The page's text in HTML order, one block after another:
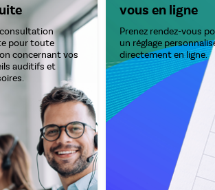
pour toute
concernant vos
auditifs et
vous en ligne
Prenez rendez-vous
un réglage
directement en ligne.